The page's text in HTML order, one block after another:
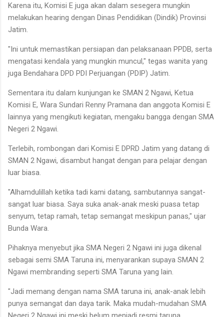
Karena itu, Komisi E juga akan dalam sesegera mungkin
melakukan hearing dengan Dinas Pendidikan (Dindik) Provinsi
Jatim.
"Ini untuk memastikan persiapan dan pelaksanaan PPDB, serta
mengatasi kendala yang mungkin muncul," tegas wanita yang
juga Bendahara DPD PDI Perjuangan (PDIP) Jatim.
Sementara itu dalam kunjungan ke SMAN 2 Ngawi, Ketua
Komisi E, Wara Sundari Renny Pramana dan anggota Komisi E
lainnya yang mengikuti kegiatan, mengaku bangga dengan SMA
Negeri 2 Ngawi.
Terlebih, rombongan dari Komisi E DPRD Jatim yang datang di
SMAN 2 Ngawi, disambut hangat dengan para pelajar dengan
luar biasa.
"Alhamdulillah ketika tadi kami datang, sambutannya sangat-
sangat luar biasa. Saya suka anak-anak meski puasa tetap
senyum, tetap ramah, tetap semangat meskipun panas," ujar
Bunda Wara.
Pihaknya menyebut jika SMA Negeri 2 Ngawi ini juga dikenal
sebagai semi SMA Taruna ini, menyarankan supaya SMAN 2
Ngawi membranding seperti SMA Taruna yang lain.
"Jadi memang dengan nama SMA taruna ini, anak-anak lebih
punya semangat dan daya tarik. Maka mudah-mudahan SMA